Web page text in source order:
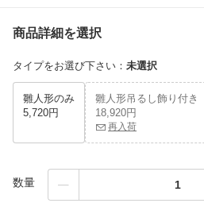
商品詳細を選択
タイプをお選び下さい ： 未選択
雛人形のみ
5,720円
雛人形吊るし飾り付き
18,920円
再入荷
数量